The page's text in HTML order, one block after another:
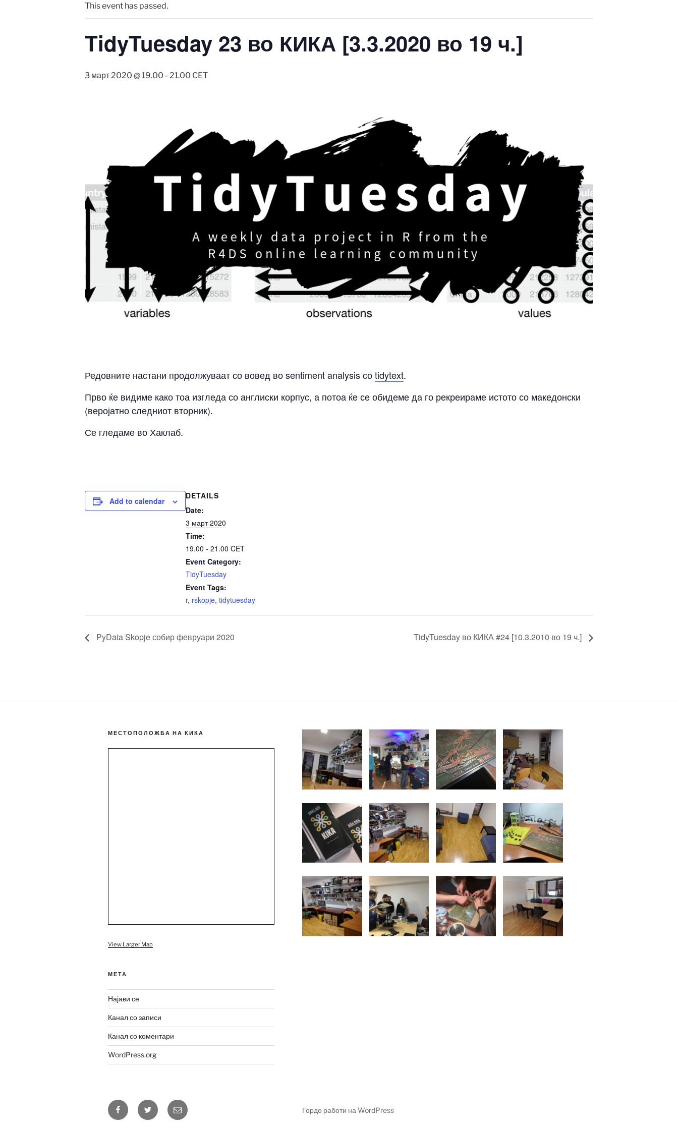
This event has passed.
TidyTuesday 23 во КИКА [3.3.2020 во 19 ч.]
3 март 2020 @ 19.00 - 21.00 CET
Редовните настани продолжуваат со вовед во sentiment analysis соtidytext.
Прво ќе видиме како тоа изгледа со англиски корпус, а потоа ќе се обидеме да го рекреираме истото со македонски
(веројатно следниот вторник).
Се гледаме во Хаклаб.
Add to calendar
DETAILS
Date:
3 март 2020
Time:
19.00 - 21.00 CET
Event Category:
TidyTuesday
Event Tags:
r, rskopje, tidytuesday
PyData Skopje собир февруари 2020 TidyTuesday во КИКА #24 [10.3.2010 во 19 ч.]
МЕСТОПОЛОЖБА НА КИКА
View Larger Map
МЕТА
Најави се
Канал со записи
Канал со коментари
WordPress.org
FacebookTwitter Адреса
за
Гордо работи на WordPress